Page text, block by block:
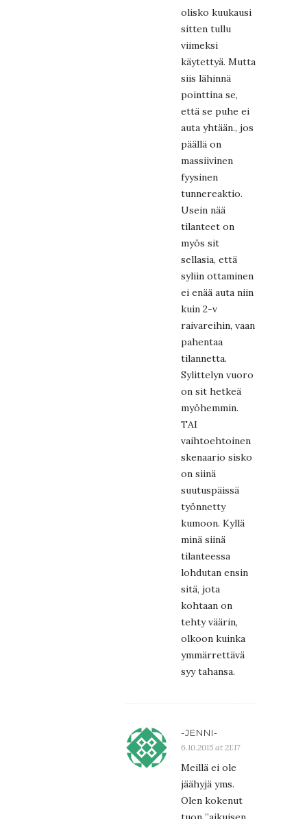
olisko kuukausi
sitten tullu
viimeksi
käytettyä. Mutta
siis lähinnä
pointtina se,
että se puhe ei
auta yhtään., jos
päällä on
massiivinen
fyysinen
tunnereaktio.
Usein nää
tilanteet on
myös sit
sellasia, että
syliin ottaminen
ei enää auta niin
kuin 2-v
raivareihin, vaan
pahentaa
tilannetta.
Sylittelyn vuoro
on sit hetkeä
myöhemmin.
TAI
vaihtoehtoinen
skenaario sisko
on siinä
suutuspäissä
työnnetty
kumoon. Kyllä
minä siinä
tilanteessa
lohdutan ensin
sitä, jota
kohtaan on
tehty väärin,
olkoon kuinka
ymmärrettävä
syy tahansa.
-JENNI-
6.10.2015 at 21:17
Meillä ei ole
jäähyjä yms.
Olen kokenut